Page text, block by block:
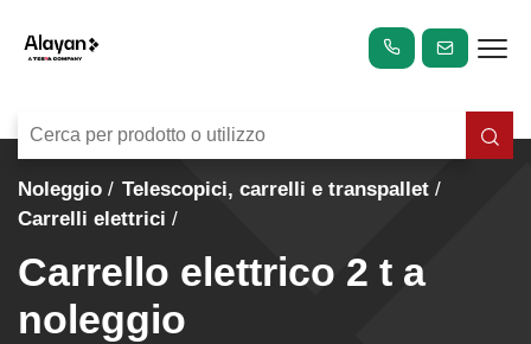
Noleggio
Telescopici, carrelli e transpallet
Carrelli elettrici
Carrello elettrico 2 t a
noleggio